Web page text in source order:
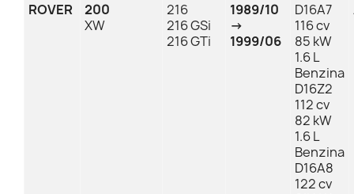
ROVER
200
XW
216
216 GSi
216 GTi
1989/10
→
1999/06
D16A7
116 cv
85 kW
1.6 L
Benzina
D16Z2
112 cv
82 kW
1.6 L
Benzina
D16A8
122 cv